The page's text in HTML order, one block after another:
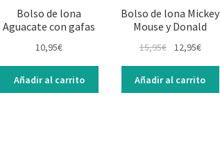
Bolso de lona
Aguacate con gafas
10,95€
Añadir al carrito
Bolso de lona Mickey
Mouse y Donald
15,95€ 12,95€
Añadir al carrito